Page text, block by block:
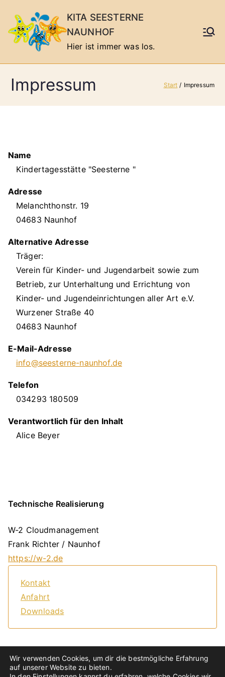
Inhalt
springen
KITA SEESTERNE
NAUNHOF
Hier ist immer was los.
Impressum Start Impressum
Name
Kindertagesstätte "Seesterne "
Adresse
Melanchthonstr. 19
04683 Naunhof
Alternative Adresse
Träger:
Verein für Kinder- und Jugendarbeit sowie zum
Betrieb, zur Unterhaltung und Errichtung von
Kinder- und Jugendeinrichtungen aller Art e.V.
Wurzener Straße 40
04683 Naunhof
E-Mail-Adresse
info@seesterne-naunhof.de
Telefon
034293 180509
Verantwortlich für den Inhalt
Alice Beyer
Technische Realisierung
W-2 Cloudmanagement
Frank Richter / Naunhof
https://w-2.de
Kontakt
Anfahrt
Downloads
Wir verwenden Cookies, um dir die bestmögliche Erfahrung
auf unserer Website zu bieten.